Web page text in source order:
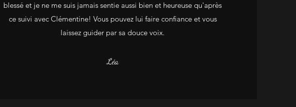
blessé et je ne me suis jamais sentie aussi bien et heureuse qu'après
ce suivi avec Clémentine! Vous pouvez lui faire confiance et vous
laissez guider par sa douce voix.
Léa